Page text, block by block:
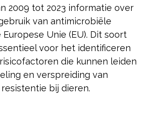
2009 tot 2023 informatie over
van antimicrobiële
Unie (EU). Dit soort
voor het identificeren
die kunnen leiden
en verspreiding van
bij dieren.